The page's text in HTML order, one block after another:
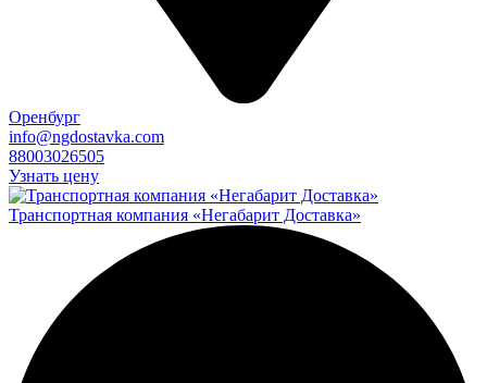
Оренбург
info@ngdostavka.com
88003026505
Узнать цену
Транспортная компания «Негабарит Доставка»